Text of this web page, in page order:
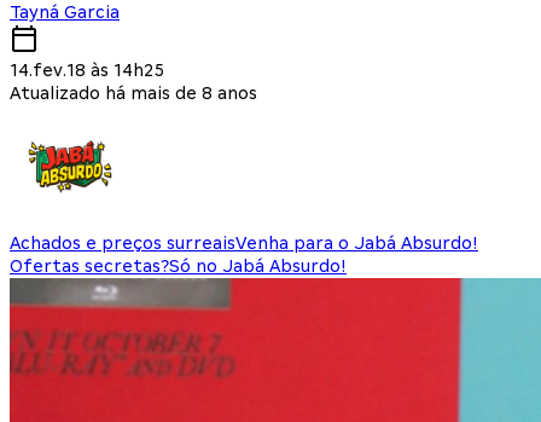
Tayná Garcia
14.fev.18 às 14h25
Atualizado há mais de 8 anos
Achados e preços surreaisVenha para o Jabá Absurdo!
Ofertas secretas?Só no Jabá Absurdo!